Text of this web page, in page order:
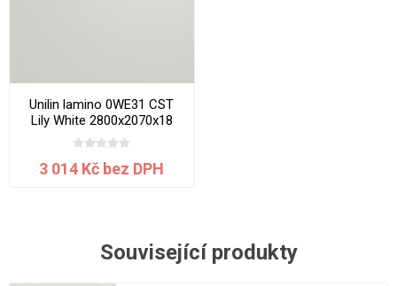
Unilin lamino 0WE31 CST
Lily White 2800x2070x18
mm
3 014 Kč bez DPH
Související produkty